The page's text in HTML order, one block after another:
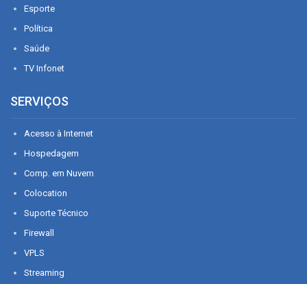
Esporte
Política
Saúde
TV Infonet
SERVIÇOS
Acesso à Internet
Hospedagem
Comp. em Nuvem
Colocation
Suporte Técnico
Firewall
VPLS
Streaming